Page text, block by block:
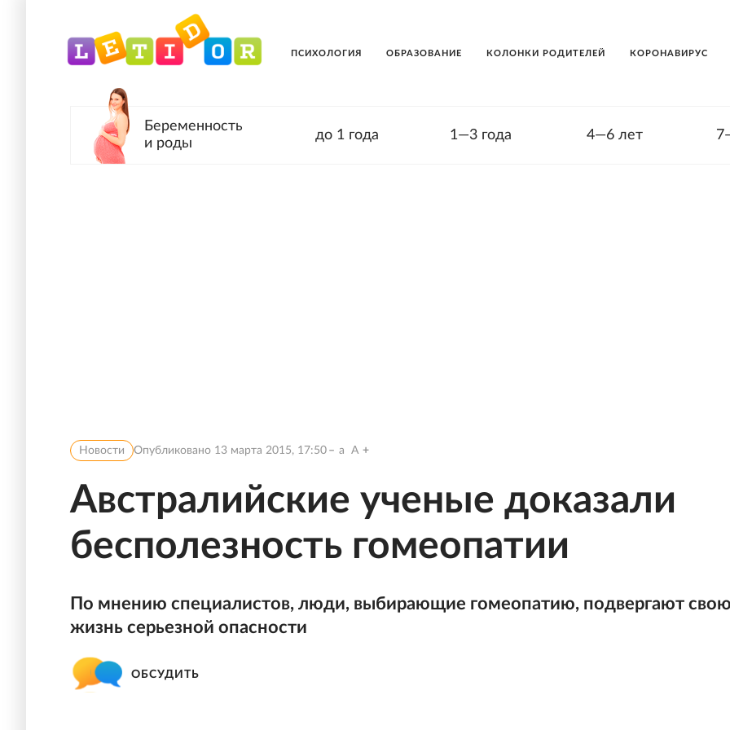
ПСИХОЛОГИЯ ОБРАЗОВАНИЕ КОЛОНКИ РОДИТЕЛЕЙ КОРОНАВИРУС
Беременность
и роды
до 1 года 1—3 года 4—6 лет
Новости Опубликовано 13 марта 2015, 17:50 a A
Австралийские ученые доказали
бесполезность гомеопатии
По мнению специалистов, люди, выбирающие гомеопатию, подвергают
жизнь серьезной опасности
ОБСУДИТЬ